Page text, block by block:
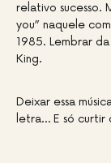
relativo sucesso.
you” naquele
1985. Lembrar
King.
Deixar essa
letra… E só curtir